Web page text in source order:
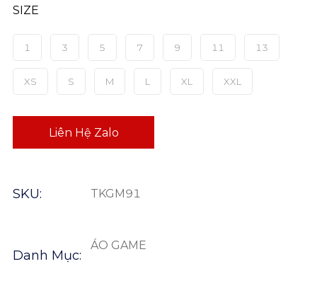
Liên Hệ Zalo
SKU: TKGM91
Danh Mục:
ÁO GAME
1 3 5 7 9 11 13
XS S M L XL XXL
SIZE